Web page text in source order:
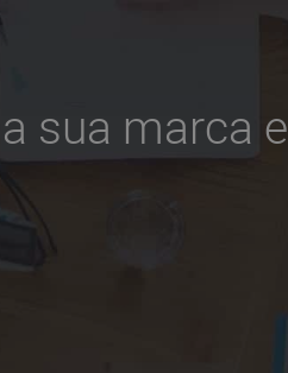
sua marca e